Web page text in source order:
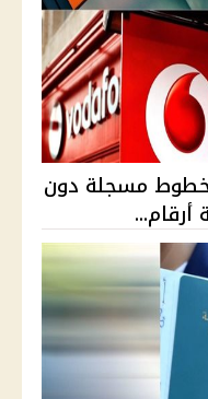
خطوط مسجلة دون